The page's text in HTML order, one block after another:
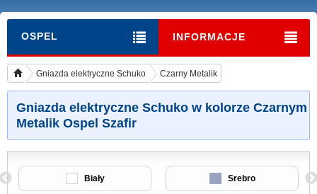
OSPEL INFORMACJE
Gniazda elektryczne Schuko Czarny Metalik
Gniazda elektryczne Schuko w kolorze Czarnym
Metalik Ospel Szafir
Biały Srebro